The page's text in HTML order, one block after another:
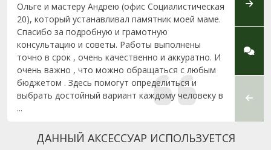
Ольге и мастеру Андрею (офис Социалистическая
20), который устанавливал памятник моей маме.
Спасибо за подробную и грамотную
консультацию и советы. Работы выполнены
точно в срок , очень качественно и аккуратно. И
очень важно , что можно обращаться с любым
бюджетом . Здесь помогут определиться и
выбрать достойный вариант каждому человеку в
...
ДАННЫЙ АКСЕССУАР ИСПОЛЬЗУЕТСЯ